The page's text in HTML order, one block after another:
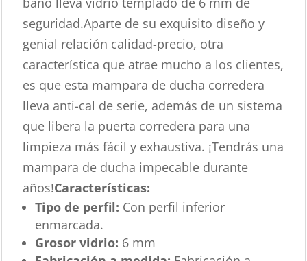
seguridad.Aparte de su exquisito diseño y
genial relación calidad-precio, otra
característica que atrae mucho a los clientes,
es que esta mampara de ducha corredera
lleva anti-cal de serie, además de un sistema
que libera la puerta corredera para una
limpieza más fácil y exhaustiva. ¡Tendrás una
mampara de ducha impecable durante
años!Características:
Tipo de perfil: Con perfil inferior
enmarcada.
Grosor vidrio: 6 mm